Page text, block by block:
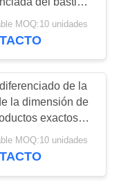
25
26
de FC250
HT250 pequeño
MOQ:10 unidades
de la
la dimensión de
exactos
disponible
MOQ:10 unidades